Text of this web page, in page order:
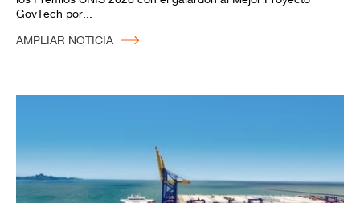
GovTech por...
AMPLIAR NOTICIA